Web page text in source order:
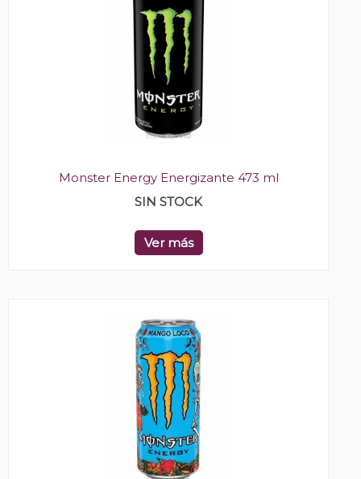
Monster Energy Energizante 473 ml
SIN STOCK
Ver más